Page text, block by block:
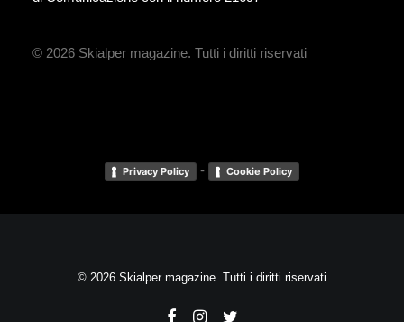
© 2026 Skialper magazine. Tutti i diritti riservati
Privacy Policy - Cookie Policy
© 2026 Skialper magazine. Tutti i diritti riservati